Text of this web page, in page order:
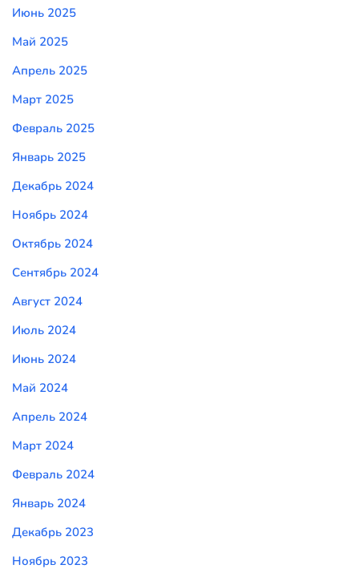
Июнь 2025
Май 2025
Апрель 2025
Март 2025
Февраль 2025
Январь 2025
Декабрь 2024
Ноябрь 2024
Октябрь 2024
Сентябрь 2024
Август 2024
Июль 2024
Июнь 2024
Май 2024
Апрель 2024
Март 2024
Февраль 2024
Январь 2024
Декабрь 2023
Ноябрь 2023